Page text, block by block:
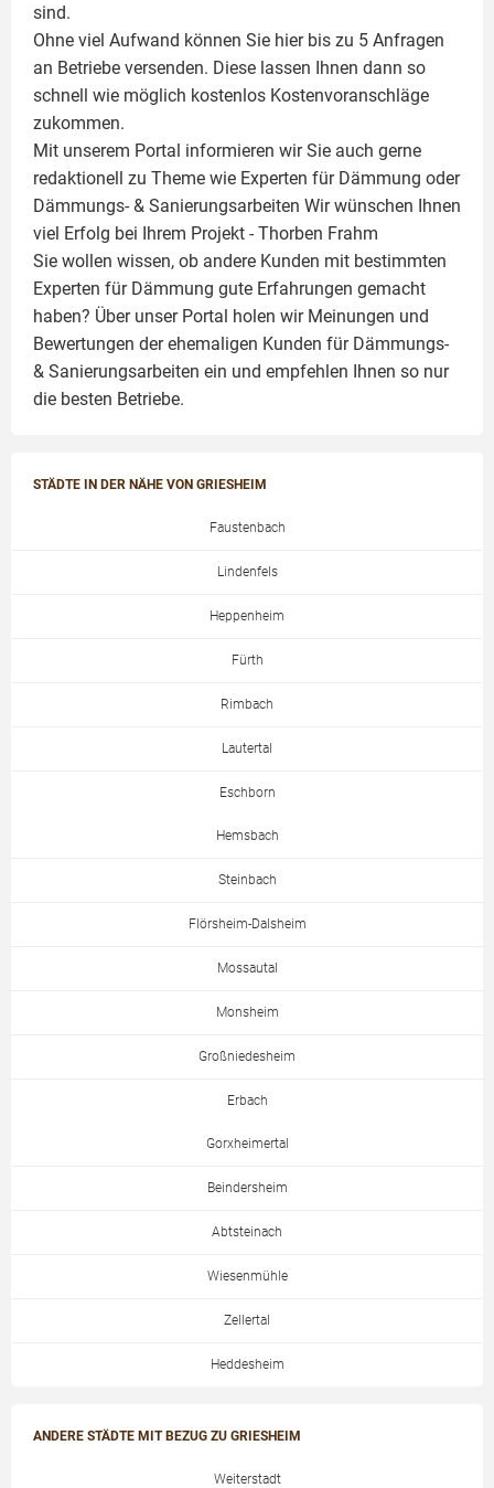
sind.
Ohne viel Aufwand können Sie hier bis zu 5 Anfragen
an Betriebe versenden. Diese lassen Ihnen dann so
schnell wie möglich kostenlos Kostenvoranschläge
zukommen.
Mit unserem Portal informieren wir Sie auch gerne
redaktionell zu Theme wie Experten für Dämmung oder
Dämmungs- & Sanierungsarbeiten Wir wünschen Ihnen
viel Erfolg bei Ihrem Projekt - Thorben Frahm
Sie wollen wissen, ob andere Kunden mit bestimmten
Experten für Dämmung gute Erfahrungen gemacht
haben? Über unser Portal holen wir Meinungen und
Bewertungen der ehemaligen Kunden für Dämmungs-
& Sanierungsarbeiten ein und empfehlen Ihnen so nur
die besten Betriebe.
STÄDTE IN DER NÄHE VON GRIESHEIM
Faustenbach
Lindenfels
Heppenheim
Fürth
Rimbach
Lautertal
Eschborn
Hemsbach
Steinbach
Flörsheim-Dalsheim
Mossautal
Monsheim
Großniedesheim
Erbach
Gorxheimertal
Beindersheim
Abtsteinach
Wiesenmühle
Zellertal
Heddesheim
ANDERE STÄDTE MIT BEZUG ZU GRIESHEIM
Weiterstadt